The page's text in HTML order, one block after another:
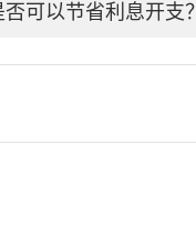
可以节省利息开支？